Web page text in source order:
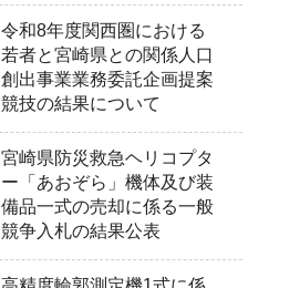
令和8年度関西圏における
若者と宮崎県との関係人口
創出事業業務委託企画提案
競技の結果について
宮崎県防災救急ヘリコプタ
ー「あおぞら」機体及び装
備品一式の売却に係る一般
競争入札の結果公表